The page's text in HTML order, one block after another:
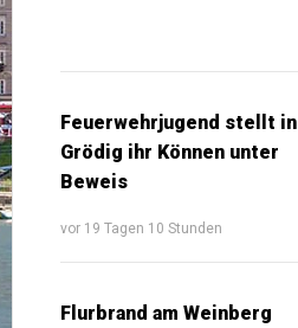
Feuerwehrjugend stellt in
Grödig ihr Können unter
Beweis
vor 19 Tagen 10 Stunden
Flurbrand am Weinberg